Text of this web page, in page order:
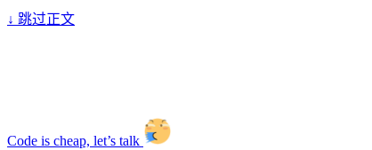
↓ 跳过正文
Code is cheap, let’s talk